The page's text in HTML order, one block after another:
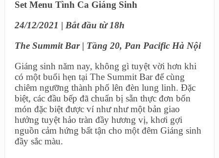
Set Menu Tình Ca Giáng Sinh
24/12/2021 | Bắt đầu từ 18h
The Summit Bar | Tầng 20, Pan Pacific Hà Nội
Giáng sinh năm nay, không gì tuyệt vời hơn khi
có một buổi hẹn tại The Summit Bar để cùng
chiêm ngưỡng thành phố lên đèn lung linh. Đặc
biệt, các đầu bếp đã chuẩn bị sẵn thực đơn bốn
món đặc biệt được ví như như một bản giao
hưởng tuyệt hảo tràn đầy hương vị, khơi gợi
nguồn cảm hứng bất tận cho một đêm Giáng sinh
đầy sắc màu.